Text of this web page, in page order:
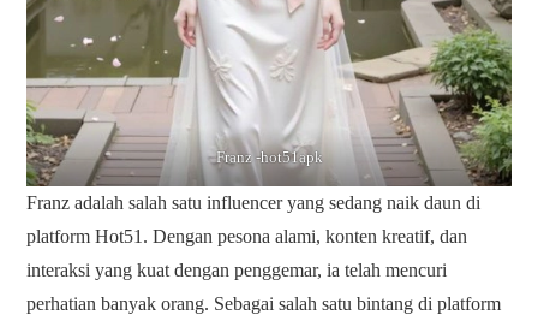
Franz -hot51apk
Franz adalah salah satu influencer yang sedang naik daun di
platform Hot51. Dengan pesona alami, konten kreatif, dan
interaksi yang kuat dengan penggemar, ia telah mencuri
perhatian banyak orang. Sebagai salah satu bintang di platform